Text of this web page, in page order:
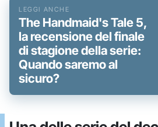
The Handmaid's Tale 5,
la recensione del finale
di stagione della serie:
Quando saremo al
sicuro?